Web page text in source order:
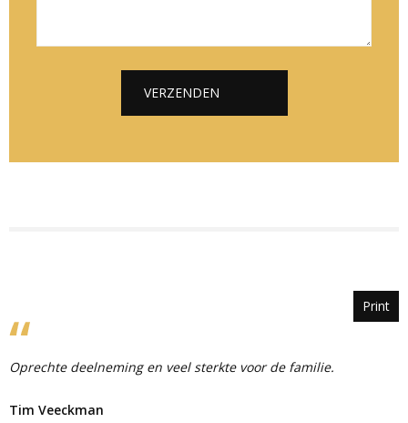
VERZENDEN
Print
Oprechte deelneming en veel sterkte voor de familie.
Tim Veeckman